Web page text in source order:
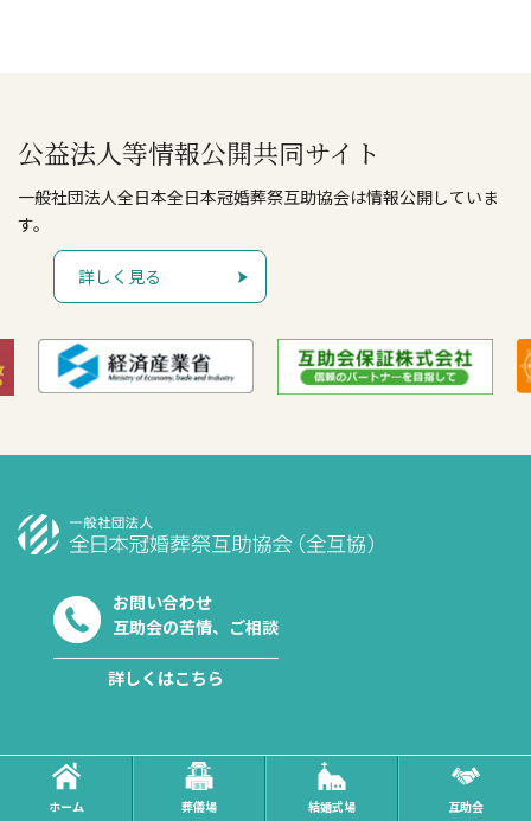
公益法人等情報公開共同サイト
一般社団法人全日本全日本冠婚葬祭互助協会は情報公開していま
す。
詳しく見る
お問い合わせ
互助会の苦情、ご相談
詳しくはこちら
ホーム 葬儀場 結婚式場 互助会